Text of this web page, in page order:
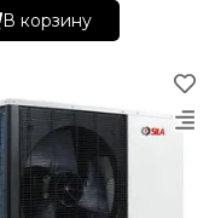
В корзину